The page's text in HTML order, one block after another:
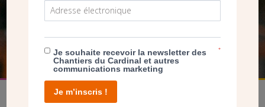
FAIRE UN DON
Je souhaite recevoir la newsletter des
Chantiers du Cardinal et autres
communications marketing
*
Je m’inscris !